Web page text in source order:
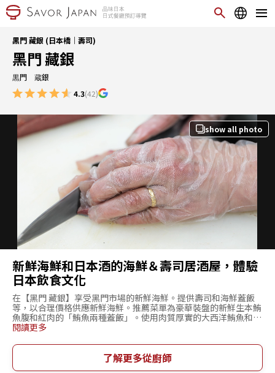
黑門 藏銀 (日本橋｜壽司)
黑門 藏銀
黒門 蔵銀
4.3(42)
show all photo
新鮮海鮮和日本酒的海鮮＆壽司居酒屋，體驗
日本飲食文化
在【黑門 藏銀】享受黑門市場的新鮮海鮮。提供壽司和海鮮蓋飯
等，以合理價格供應新鮮海鮮。推薦菜單為豪華裝盤的新鮮生本鮪
魚腹和紅肉的「鮪魚兩種蓋飯」。使用肉質厚實的大西洋鮪魚和北
海道產魚卵製作的「鮭魚卵蓋飯」也頗受好評。此外，從11點開始
得推薦。店內有38個座位的桌位，適合團體使用。當然，一個人也
能享受美味的時光。位於大阪市中心地帶的難波區（日本橋），便
於觀光。也為外國人準備了多語言菜單。
閱讀更多
了解更多從廚師